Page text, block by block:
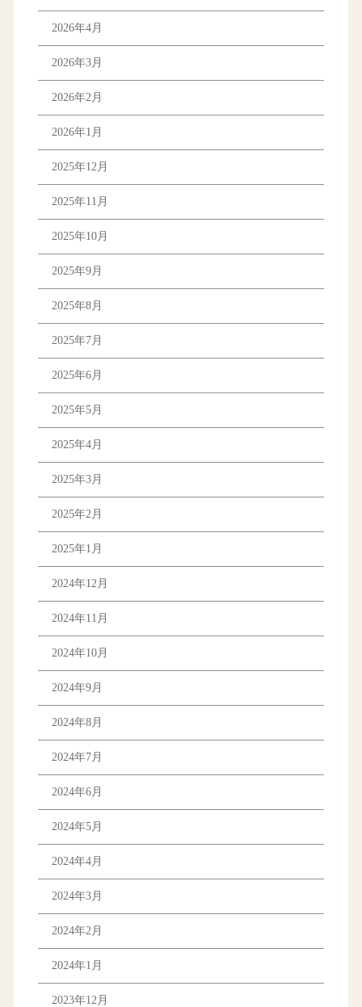
2026年4月
2026年3月
2026年2月
2026年1月
2025年12月
2025年11月
2025年10月
2025年9月
2025年8月
2025年7月
2025年6月
2025年5月
2025年4月
2025年3月
2025年2月
2025年1月
2024年12月
2024年11月
2024年10月
2024年9月
2024年8月
2024年7月
2024年6月
2024年5月
2024年4月
2024年3月
2024年2月
2024年1月
2023年12月